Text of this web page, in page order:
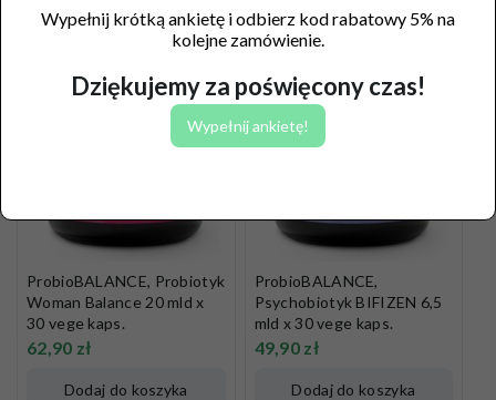
ProbioBALANCE, Probiotyk
Woman Balance 20 mld x
30 vege kaps.
62,90 zł
Dodaj do koszyka
ProbioBALANCE,
Psychobiotyk BIFIZEN 6,5
mld x 30 vege kaps.
49,90 zł
Dodaj do koszyka
Wypełnij krótką ankietę i odbierz kod rabatowy 5% na
kolejne zamówienie.
Dziękujemy za poświęcony czas!
Wypełnij ankietę!